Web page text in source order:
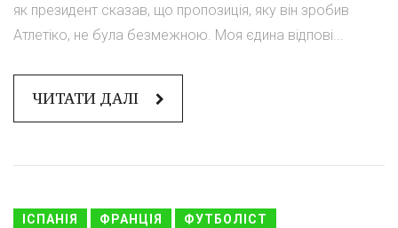
як президент сказав, що пропозиція, яку він зробив
Атлетіко, не була безмежною. Моя єдина відпові...
ЧИТАТИ ДАЛІ
ІСПАНІЯ ФРАНЦІЯ ФУТБОЛІСТ